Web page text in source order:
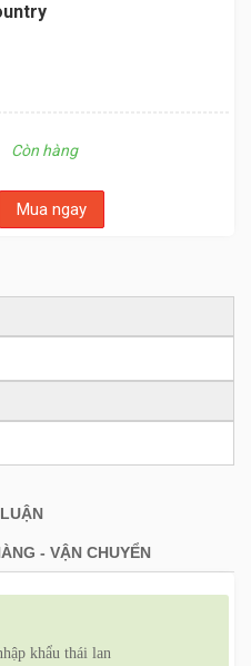
Còn hàng
Mua ngay
- VẬN CHUYỂN
khẩu thái lan